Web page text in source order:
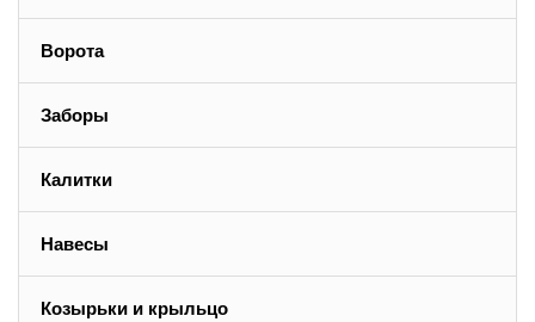
Ворота
Заборы
Калитки
Навесы
Козырьки и крыльцо